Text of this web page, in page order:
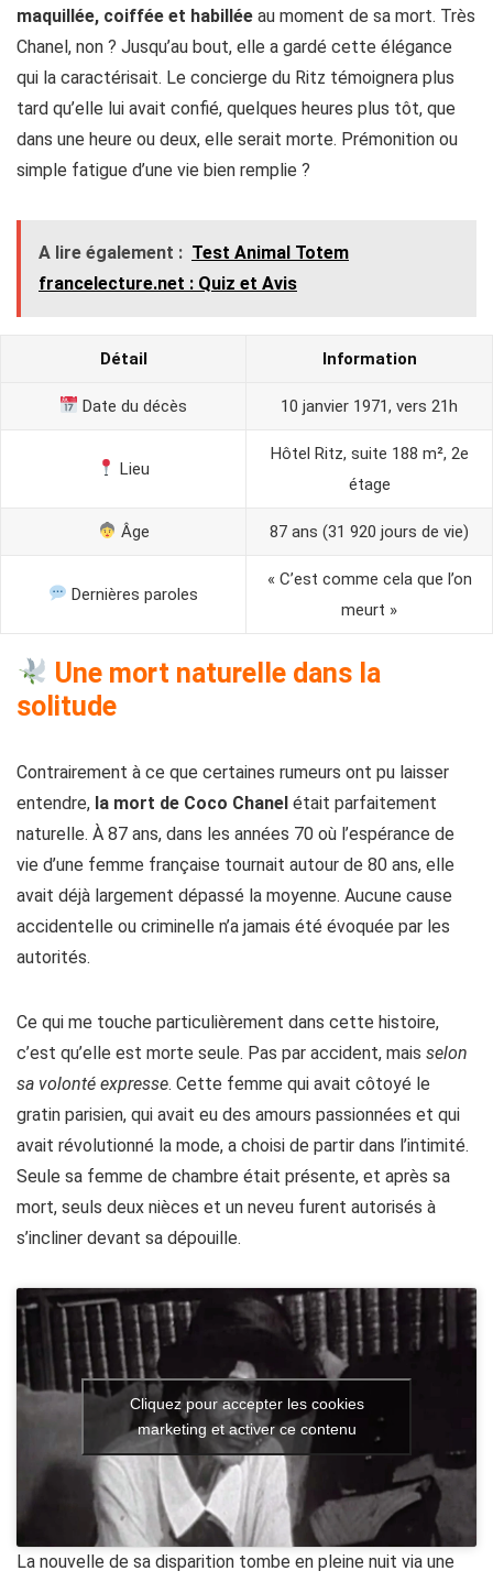
maquillée, coiffée et habillée au moment de sa mort. Très
Chanel, non ? Jusqu’au bout, elle a gardé cette élégance
qui la caractérisait. Le concierge du Ritz témoignera plus
tard qu’elle lui avait confié, quelques heures plus tôt, que
dans une heure ou deux, elle serait morte. Prémonition ou
simple fatigue d’une vie bien remplie ?
A lire également : Test Animal Totem
francelecture.net​ : Quiz et Avis
Détail Information
Date du décès 10 janvier 1971, vers 21h
Lieu
Hôtel Ritz, suite 188 m², 2e
étage
Âge 87 ans (31 920 jours de vie)
Dernières paroles
« C’est comme cela que l’on
meurt »
Une mort naturelle dans la
solitude
Contrairement à ce que certaines rumeurs ont pu laisser
entendre, la mort de Coco Chanel était parfaitement
naturelle. À 87 ans, dans les années 70 où l’espérance de
vie d’une femme française tournait autour de 80 ans, elle
avait déjà largement dépassé la moyenne. Aucune cause
accidentelle ou criminelle n’a jamais été évoquée par les
autorités.
Ce qui me touche particulièrement dans cette histoire,
c’est qu’elle est morte seule. Pas par accident, mais selon
sa volonté expresse. Cette femme qui avait côtoyé le
gratin parisien, qui avait eu des amours passionnées et qui
avait révolutionné la mode, a choisi de partir dans l’intimité.
Seule sa femme de chambre était présente, et après sa
mort, seuls deux nièces et un neveu furent autorisés à
s’incliner devant sa dépouille.
Cliquez pour accepter les cookies
marketing et activer ce contenu
La nouvelle de sa disparition tombe en pleine nuit via une